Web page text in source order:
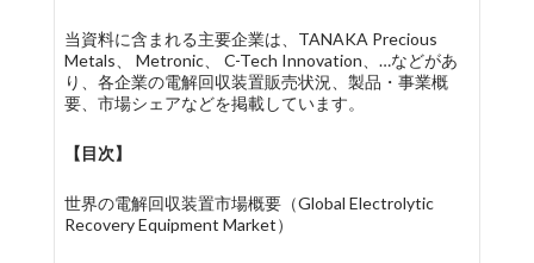
当資料に含まれる主要企業は、TANAKA Precious
Metals、 Metronic、 C-Tech Innovation、…などがあ
り、各企業の電解回収装置販売状況、製品・事業概
要、市場シェアなどを掲載しています。
【目次】
世界の電解回収装置市場概要（Global Electrolytic
Recovery Equipment Market）